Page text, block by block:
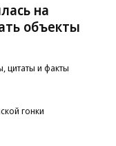
на
объекты
цитаты и факты
гонки